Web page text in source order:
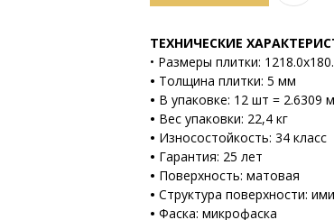
ТЕХНИЧЕСКИЕ
• Размеры плитки:
• Толщина плитки: 5 мм
• В упаковке: 12 шт = 2.6309
• Вес упаковки: 22,4 кг
• Износостойкость: 34 класс
• Гарантия: 25 лет
• Поверхность: матовая
• Структура поверхности:
• Фаска: микрофаска